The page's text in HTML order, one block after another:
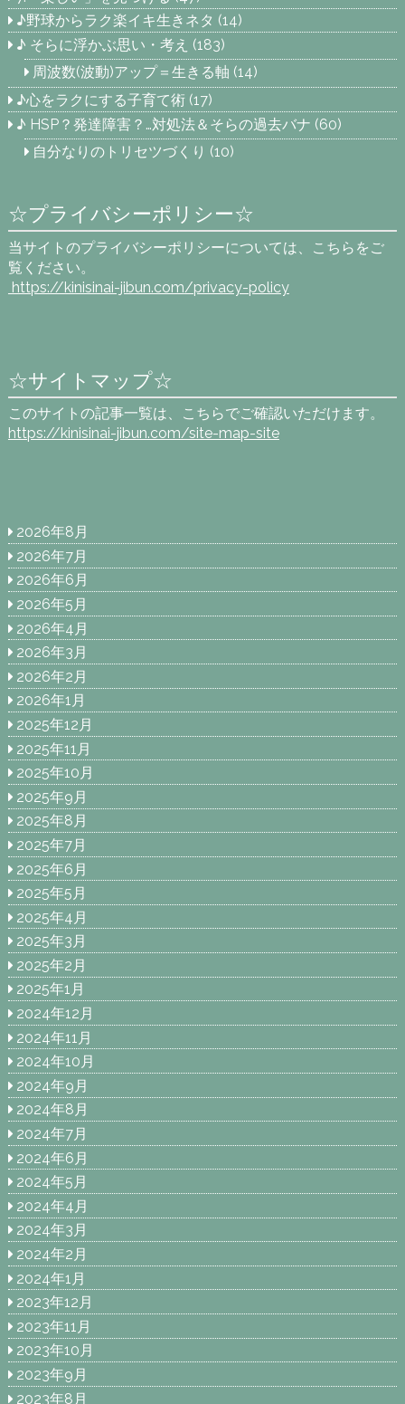
♪野球からラク楽イキ生きネタ (14)
♪ そらに浮かぶ思い・考え (183)
周波数(波動)アップ＝生きる軸 (14)
♪心をラクにする子育て術 (17)
♪ HSP？発達障害？…対処法＆そらの過去バナ (60)
自分なりのトリセツづくり (10)
☆プライバシーポリシー☆
当サイトのプライバシーポリシーについては、こちらをご
覧ください。
https://kinisinai-jibun.com/privacy-policy
☆サイトマップ☆
このサイトの記事一覧は、こちらでご確認いただけます。
https://kinisinai-jibun.com/site-map-site
2026年8月
2026年7月
2026年6月
2026年5月
2026年4月
2026年3月
2026年2月
2026年1月
2025年12月
2025年11月
2025年10月
2025年9月
2025年8月
2025年7月
2025年6月
2025年5月
2025年4月
2025年3月
2025年2月
2025年1月
2024年12月
2024年11月
2024年10月
2024年9月
2024年8月
2024年7月
2024年6月
2024年5月
2024年4月
2024年3月
2024年2月
2024年1月
2023年12月
2023年11月
2023年10月
2023年9月
2023年8月